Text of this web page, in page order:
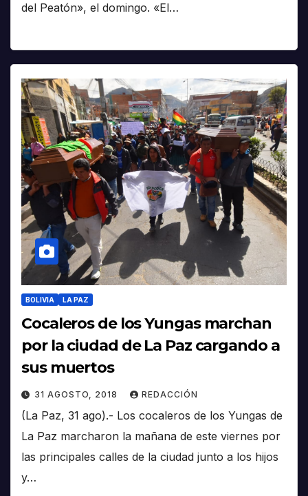
del Peatón», el domingo. «El…
BOLIVIA LA PAZ
Cocaleros de los Yungas marchan
por la ciudad de La Paz cargando a
sus muertos
31 AGOSTO, 2018 REDACCIÓN
(La Paz, 31 ago).- Los cocaleros de los Yungas de
La Paz marcharon la mañana de este viernes por
las principales calles de la ciudad junto a los hijos
y…